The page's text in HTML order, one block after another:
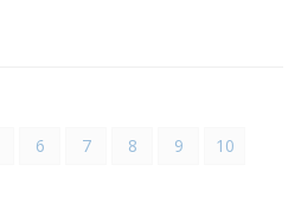
6 7 8 9 10